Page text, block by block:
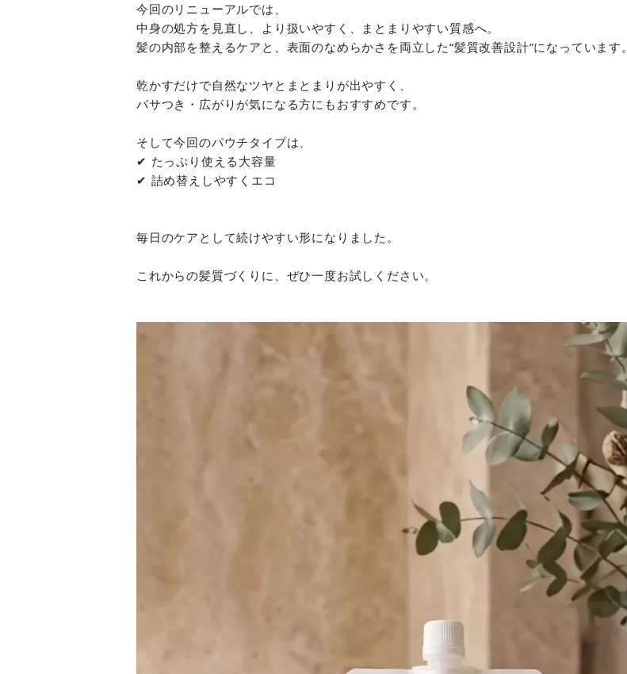
今回のリニューアルでは、
中身の処方を見直し、より扱いやすく、まとまりやすい質感へ。
髪の内部を整えるケアと、表面のなめらかさを両立した“髪質改善設計”になっています。
乾かすだけで自然なツヤとまとまりが出やすく、
パサつき・広がりが気になる方にもおすすめです。
そして今回のパウチタイプは、
✔ たっぷり使える大容量
✔ 詰め替えしやすくエコ
毎日のケアとして続けやすい形になりました。
これからの髪質づくりに、ぜひ一度お試しください。